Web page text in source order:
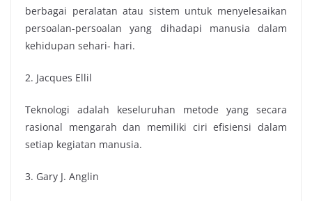
berbagai peralatan atau sistem untuk menyelesaikan
persoalan-persoalan yang dihadapi manusia dalam
kehidupan sehari- hari.
2. Jacques Ellil
Teknologi adalah keseluruhan metode yang secara
rasional mengarah dan memiliki ciri efisiensi dalam
setiap kegiatan manusia.
3. Gary J. Anglin